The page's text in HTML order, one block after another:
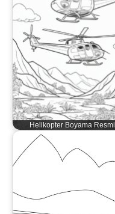
Helikopter Boyama Resmi